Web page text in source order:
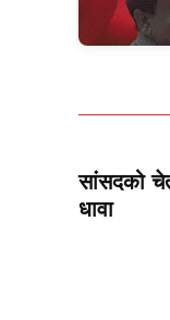
सांसदको
धावा